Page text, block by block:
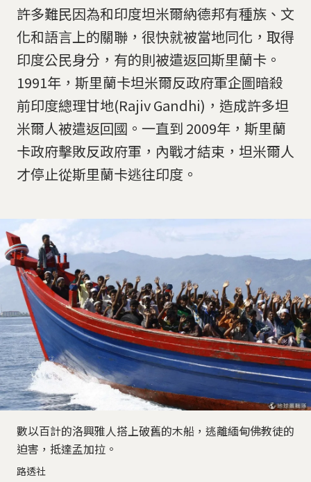
許多難民因為和印度坦米爾納德邦有種族、文
化和語言上的關聯，很快就被當地同化，取得
印度公民身分，有的則被遣返回斯里蘭卡。
1991年，斯里蘭卡坦米爾反政府軍企圖暗殺
前印度總理甘地(Rajiv Gandhi)，造成許多坦
米爾人被遣返回國。一直到 2009年，斯里蘭
卡政府擊敗反政府軍，內戰才結束，坦米爾人
才停止從斯里蘭卡逃往印度。
數以百計的洛興雅人搭上破舊的木船，逃離緬甸佛教徒的
迫害，抵達孟加拉。
路透社